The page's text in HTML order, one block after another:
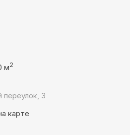
м2
переулок, 3
карте